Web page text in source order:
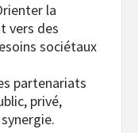
la
vers des
sociétaux
partenariats
privé,